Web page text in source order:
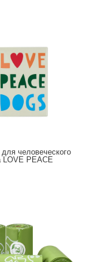
человеческого
LOVE PEACE